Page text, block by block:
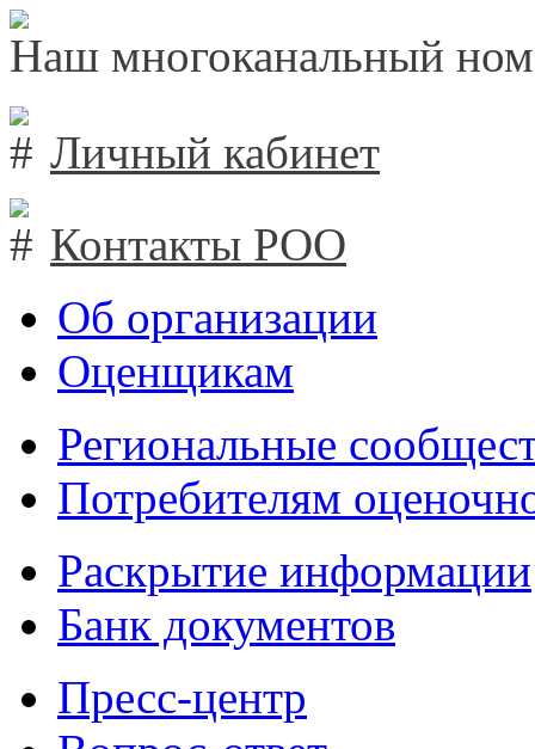
Наш многоканальный
Личный кабинет
Контакты РОО
Об организации
Оценщикам
Региональные
Потребителям
Раскрытие информации
Банк документов
Пресс-центр